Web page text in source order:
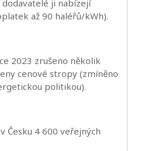
ji nabízejí
až 90 haléřů/kWh).
2023 zrušeno několik
cenové stropy (zmíněno
politikou).
Česku 4 600 veřejných